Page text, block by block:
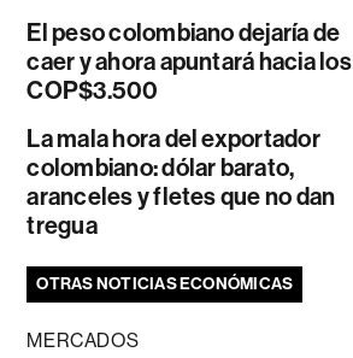
El peso colombiano dejaría de
caer y ahora apuntará hacia los
COP$3.500
La mala hora del exportador
colombiano: dólar barato,
aranceles y fletes que no dan
tregua
OTRAS NOTICIAS ECONÓMICAS
MERCADOS